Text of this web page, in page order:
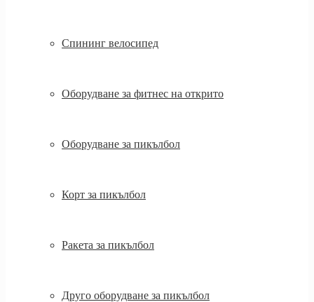
Спининг велосипед
Оборудване за фитнес на открито
Оборудване за пикълбол
Корт за пикълбол
Ракета за пикълбол
Друго оборудване за пикълбол